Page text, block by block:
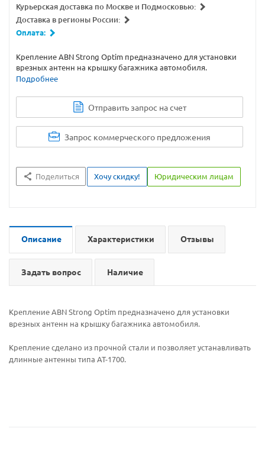
Курьерская доставка по Москве и Подмосковью:
Доставка в регионы России:
Оплата:
Крепление ABN Strong Optim предназначено для установки
врезных антенн на крышку багажника автомобиля.
Подробнее
Отправить запрос на счет
Запрос коммерческого предложения
Поделиться Хочу скидку! Юридическим лицам
Описание Характеристики Отзывы
Задать вопрос Наличие
Крепление ABN Strong Optim предназначено для установки
врезных антенн на крышку багажника автомобиля.
Крепление сделано из прочной стали и позволяет устанавливать
длинные антенны типа AT-1700.